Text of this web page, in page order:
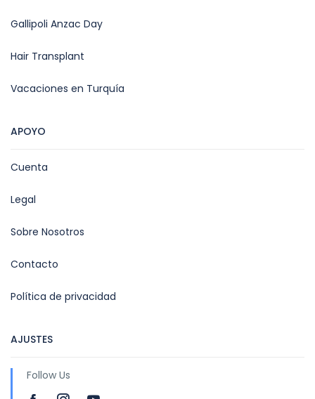
Gallipoli Anzac Day
Hair Transplant
Vacaciones en Turquía
APOYO
Cuenta
Legal
Sobre Nosotros
Contacto
Política de privacidad
AJUSTES
Follow Us